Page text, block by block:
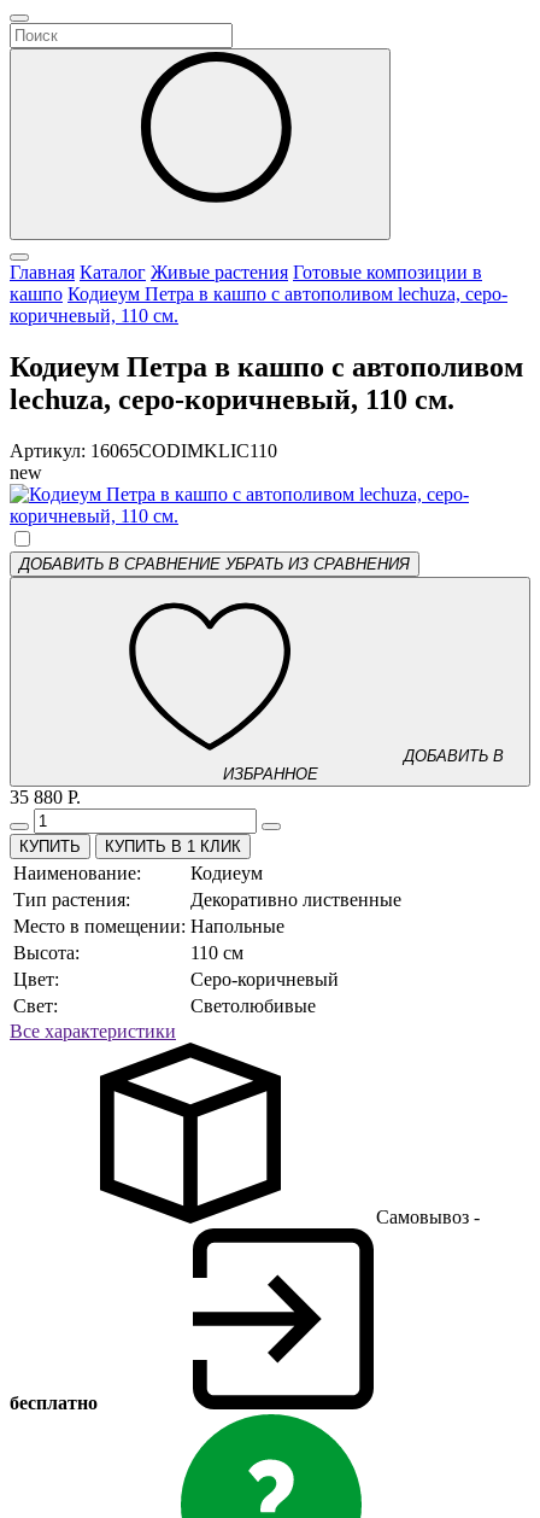
Главная Каталог Живые растения Готовые композиции в
кашпо Кодиеум Петра в кашпо с автополивом lechuza, серо-
коричневый, 110 см.
Кодиеум Петра в кашпо с автополивом
lechuza, серо-коричневый, 110 см.
Артикул: 16065CODIMKLIC110
new
ДОБАВИТЬ В СРАВНЕНИЕ УБРАТЬ ИЗ СРАВНЕНИЯ
ДОБАВИТЬ В
ИЗБРАННОЕ
35 880 Р.
КУПИТЬ В 1 КЛИК
Наименование:
Кодиеум
Тип растения:
Декоративно лиственные
Место в помещении: Напольные
Высота:
110 см
Цвет:
Серо-коричневый
Свет:
Светолюбивые
Все характеристики
Самовывоз -
бесплатно